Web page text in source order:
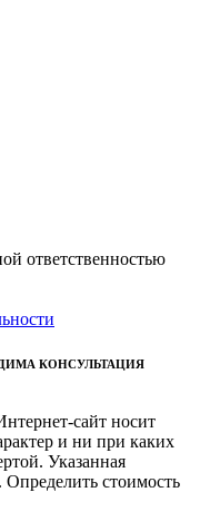
ответственностью
КОНСУЛЬТАЦИЯ
сайт носит
и ни при каких
Указанная
Определить стоимость